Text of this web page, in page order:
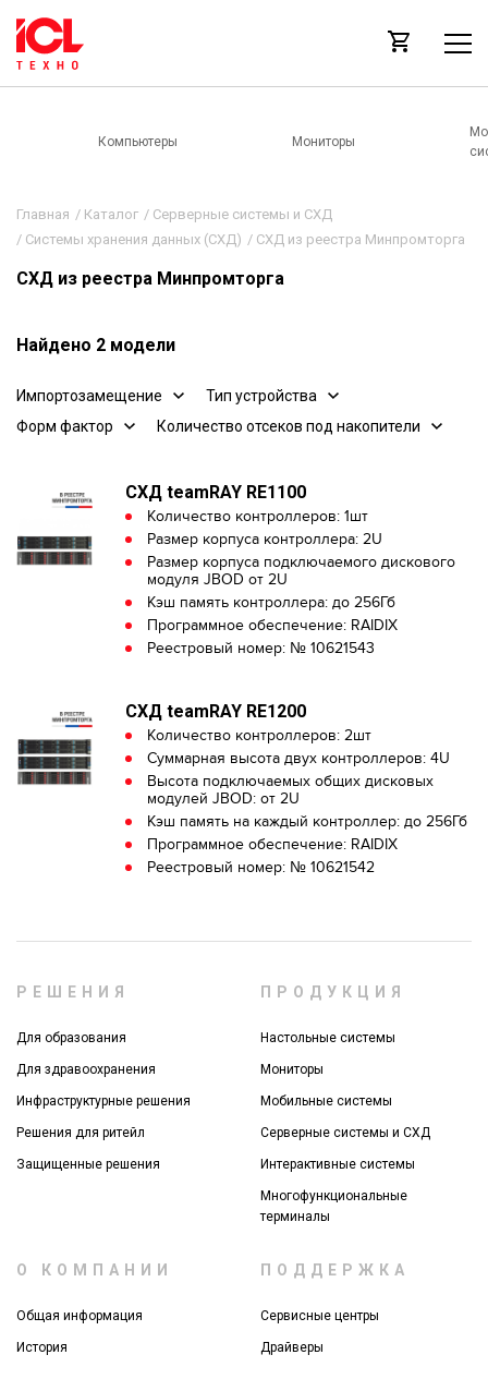
Компьютеры Мониторы
Главная / Каталог / Серверные системы и СХД
/ Системы хранения данных (СХД) / СХД из реестра Минпромторга
СХД из реестра Минпромторга
Найдено 2 модели
Импортозамещение
Тип устройства
Форм фактор
Количество отсеков под накопители
СХД teamRAY RE1100
Количество контроллеров: 1шт
Размер корпуса контроллера: 2U
Размер корпуса подключаемого дискового
модуля JBOD от 2U
Кэш память контроллера: до 256Гб
Программное обеспечение: RAIDIX
Реестровый номер: № 10621543
СХД teamRAY RE1200
Количество контроллеров: 2шт
Суммарная высота двух контроллеров: 4U
Высота подключаемых общих дисковых
модулей JBOD: от 2U
Кэш память на каждый контроллер: до 256Гб
Программное обеспечение: RAIDIX
Реестровый номер: № 10621542
РЕШЕНИЯ
Для образования
Для здравоохранения
Инфраструктурные решения
Решения для ритейл
Защищенные решения
ПРОДУКЦИЯ
Настольные системы
Мониторы
Мобильные системы
Серверные системы и СХД
Интерактивные системы
Многофункциональные
терминалы
О КОМПАНИИ
Общая информация
История
ПОДДЕРЖКА
Сервисные центры
Драйверы